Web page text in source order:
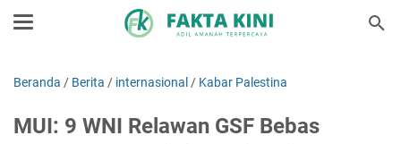
Beranda / Berita / internasional / Kabar Palestina
MUI: 9 WNI Relawan GSF Bebas